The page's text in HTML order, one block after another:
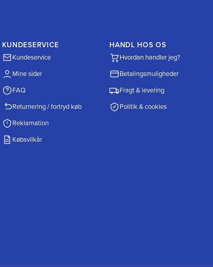
KUNDESERVICE
Kundeservice
Mine sider
FAQ
Returnering / fortryd køb
Reklamation
Købsvilkår
HANDL HOS OS
Hvordan handler jeg?
Betalingsmuligheder
Fragt & levering
Politik & cookies